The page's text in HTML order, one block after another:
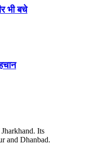
भी बचे
Its
and Dhanbad.